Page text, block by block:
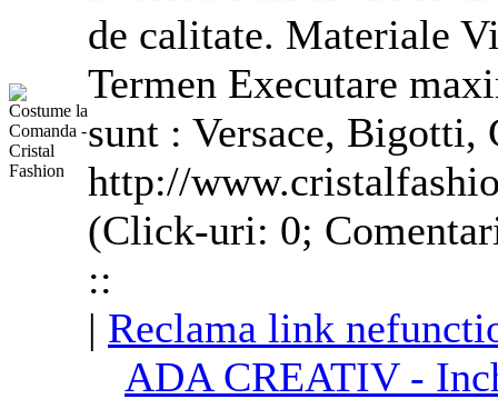
de calitate. Materiale
Termen Executare
sunt : Versace,
http://
(Click-uri: 0;
::
| Reclama link
ADA CREATIV -